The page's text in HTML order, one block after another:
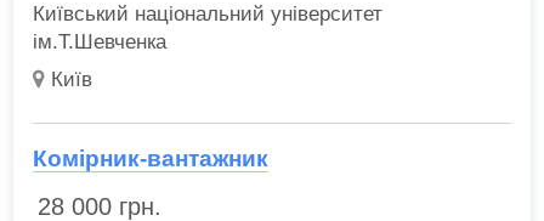
Київський національний університет
ім.Т.Шевченка
Київ
Комірник-вантажник
28 000 грн.